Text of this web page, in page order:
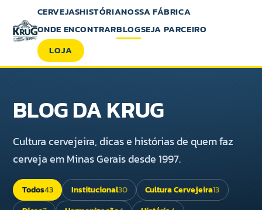
CERVEJASHISTÓRIANOSSA FÁBRICA
ONDE ENCONTRARBLOGSEJA PARCEIRO
LOJA
BLOG DA KRUG
Cultura cervejeira, dicas e histórias de quem faz
cerveja em Minas Gerais desde 1997.
Todos43 Institucional30 Cultura Cervejeira13